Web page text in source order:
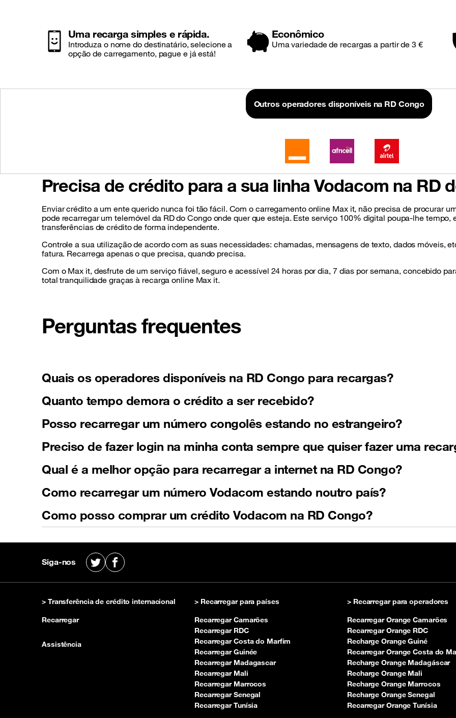
Uma recarga simples e rápida.
Introduza o nome do destinatário, selecione a
opção de carregamento, pague e já está!
Econômico
Uma variedade de recargas a partir de 3 €
Outros operadores disponíveis na RD Congo
Precisa de crédito para a sua linha Vodacom na RD
Enviar crédito a um ente querido nunca foi tão fácil. Com o carregamento online Max it, não precisa de procurar
pode recarregar um telemóvel da RD do Congo onde quer que esteja. Este serviço 100% digital poupa-lhe
transferências de crédito de forma independente.
Controle a sua utilização de acordo com as suas necessidades: chamadas, mensagens de texto, dados móveis,
fatura. Recarrega apenas o que precisa, quando precisa.
Com o Max it, desfrute de um serviço fiável, seguro e acessível 24 horas por dia, 7 dias por semana, concebido
total tranquilidade graças à recarga online Max it.
Perguntas frequentes
Quais os operadores disponíveis na RD Congo para recargas?
Quanto tempo demora o crédito a ser recebido?
Posso recarregar um número congolês estando no estrangeiro?
Preciso de fazer login na minha conta sempre que quiser fazer uma
Qual é a melhor opção para recarregar a internet na RD Congo?
Como recarregar um número Vodacom estando noutro país?
Como posso comprar um crédito Vodacom na RD Congo?
Siga-nos X Facebook
> Transferência de crédito internacional
Recarregar
Assistência
> Recarregar para países
Recarregar Camarões
Recarregar RDC
Recarregar Costa do Marfim
Recarregar Guinée
Recarregar Madagascar
Recarregar Mali
Recarregar Marrocos
Recarregar Senegal
Recarregar Tunísia
> Recarregar para operadores
Recarregar Orange Camarões
Recarregar Orange RDC
Recharge Orange Guiné
Recarregar Orange Costa do
Recharge Orange Madagáscar
Recharge Orange Mali
Recharge Orange Marrocos
Recharge Orange Senegal
Recarregar Orange Tunísia